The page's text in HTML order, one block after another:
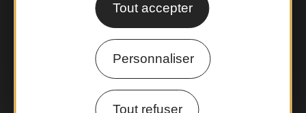
Tout accepter
Personnaliser
Tout refuser